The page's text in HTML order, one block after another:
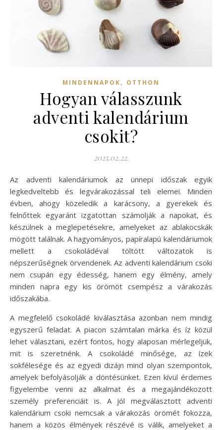
MINDENNAPOK, OTTHON
Hogyan válasszunk
adventi kalendárium
csokit?
2025.02.22.
Az adventi kalendáriumok az ünnepi időszak egyik
legkedveltebb és legvárakozással teli elemei. Minden
évben, ahogy közeledik a karácsony, a gyerekek és
felnőttek egyaránt izgatottan számolják a napokat, és
készülnek a meglepetésekre, amelyeket az ablakocskák
mögött találnak. A hagyományos, papíralapú kalendáriumok
mellett a csokoládéval töltött változatok is
népszerűségnek örvendenek. Az adventi kalendárium csoki
nem csupán egy édesség, hanem egy élmény, amely
minden napra egy kis örömöt csempész a várakozás
időszakába.
A megfelelő csokoládé kiválasztása azonban nem mindig
egyszerű feladat. A piacon számtalan márka és íz közül
lehet választani, ezért fontos, hogy alaposan mérlegeljük,
mit is szeretnénk. A csokoládé minősége, az ízek
sokfélesége és az egyedi dizájn mind olyan szempontok,
amelyek befolyásolják a döntésünket. Ezen kívül érdemes
figyelembe venni az alkalmat és a megajándékozott
személy preferenciáit is. A jól megválasztott adventi
kalendárium csoki nemcsak a várakozás örömét fokozza,
hanem a közös élmények részévé is válik, amelyeket a